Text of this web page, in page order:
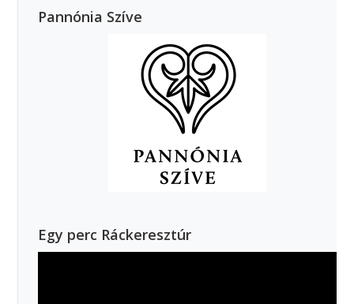
Pannónia Szíve
Egy perc Ráckeresztúr